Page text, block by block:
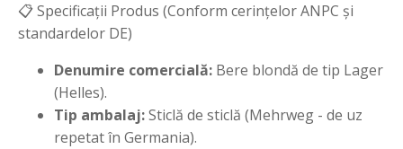
📋 Specificații Produs (Conform cerințelor ANPC și
standardelor DE)
Denumire comercială: Bere blondă de tip Lager
(Helles).
Tip ambalaj:Sticlă de sticlă (Mehrweg - de uz
repetat în Germania).